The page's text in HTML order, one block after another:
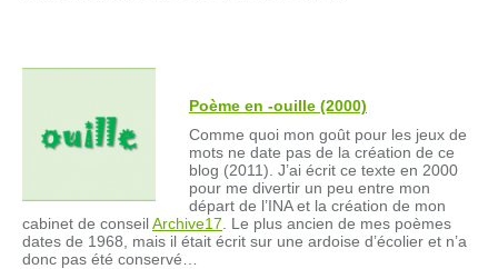
Poème en -ouille (2000)
Comme quoi mon goût pour les jeux de
mots ne date pas de la création de ce
blog (2011). J’ai écrit ce texte en 2000
pour me divertir un peu entre mon
départ de l’INA et la création de mon
cabinet de conseilArchive17 . Le plus ancien de mes poèmes
dates de 1968, mais il était écrit sur une ardoise d’écolier et n’a
donc pas été conservé…